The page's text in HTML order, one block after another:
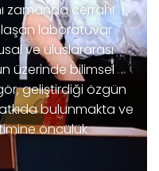
zamanda cerrahi
laboratuvar
ve uluslararası
üzerinde bilimsel
geliştirdiği özgün
bulunmakta ve
öncülük